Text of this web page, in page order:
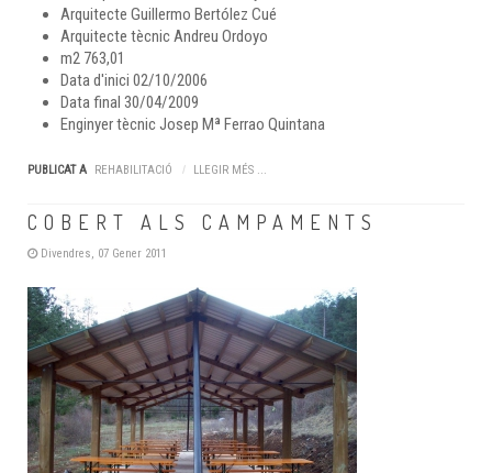
Arquitecte Guillermo Bertólez Cué
Arquitecte tècnicAndreu Ordoyo
m2 763,01
Data d'inici 02/10/2006
Data final 30/04/2009
Enginyer tècnicJosep Mª Ferrao Quintana
PUBLICAT A REHABILITACIÓ LLEGIR MÉS ...
COBERT ALS CAMPAMENTS
Divendres, 07 Gener 2011